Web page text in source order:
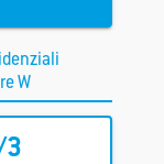
W
3